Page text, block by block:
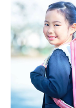
❇︎お差し支えなけれ
❇︎その他ございまし
安な点
お手数ですが上記
❇︎上記の質問事項
予約承認できかねま
❇︎お宮参り用の掛け